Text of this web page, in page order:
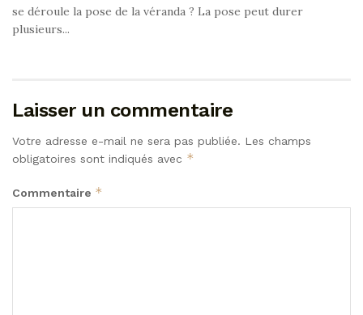
se déroule la pose de la véranda ? La pose peut durer
plusieurs...
Laisser un commentaire
Votre adresse e-mail ne sera pas publiée. Les champs
obligatoires sont indiqués avec *
Commentaire *